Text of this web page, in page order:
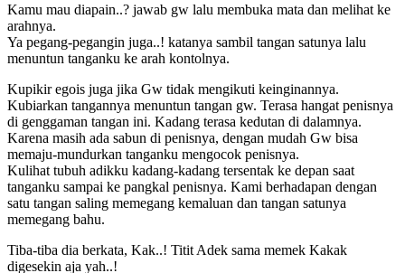
Kamu mau diapain..? jawab gw lalu membuka mata dan melihat ke
arahnya.
Ya pegang-pegangin juga..! katanya sambil tangan satunya lalu
menuntun tanganku ke arah kontolnya.
Kupikir egois juga jika Gw tidak mengikuti keinginannya.
Kubiarkan tangannya menuntun tangan gw. Terasa hangat penisnya
di genggaman tangan ini. Kadang terasa kedutan di dalamnya.
Karena masih ada sabun di penisnya, dengan mudah Gw bisa
memaju-mundurkan tanganku mengocok penisnya.
Kulihat tubuh adikku kadang-kadang tersentak ke depan saat
tanganku sampai ke pangkal penisnya. Kami berhadapan dengan
satu tangan saling memegang kemaluan dan tangan satunya
memegang bahu.
Tiba-tiba dia berkata, Kak..! Titit Adek sama memek Kakak
digesekin aja yah..!